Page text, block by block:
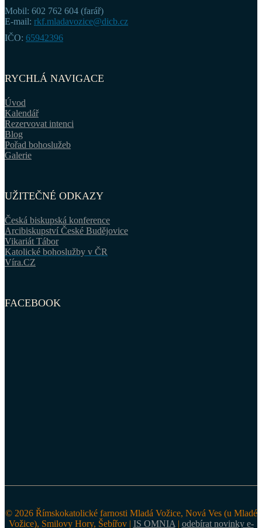
Mobil: 602 762 604 (farář)
E-mail: rkf.mladavozice@dicb.cz
IČO: 65942396
RYCHLÁ NAVIGACE
Úvod
Kalendář
Rezervovat intenci
Blog
Pořad bohoslužeb
Galerie
UŽITEČNÉ ODKAZY
Česká biskupská konference
Arcibiskupství České Budějovice
Vikariát Tábor
Katolické bohoslužby v ČR
Víra.CZ
FACEBOOK
© 2026 Římskokatolické farnosti Mladá Vožice, Nová Ves (u Mladé
Vožice), Smilovy Hory, Šebířov | IS OMNIA | odebírat novinky e-